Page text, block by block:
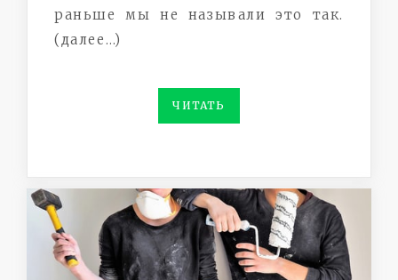
раньше мы не называли это так.
(далее…)
ЧИТАТЬ